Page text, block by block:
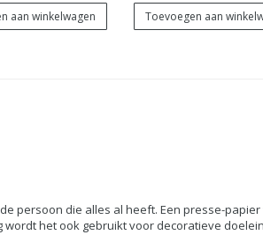
aan winkelwagen Toevoegen aan
persoon die alles al heeft. Een presse-
het ook gebruikt voor decoratieve